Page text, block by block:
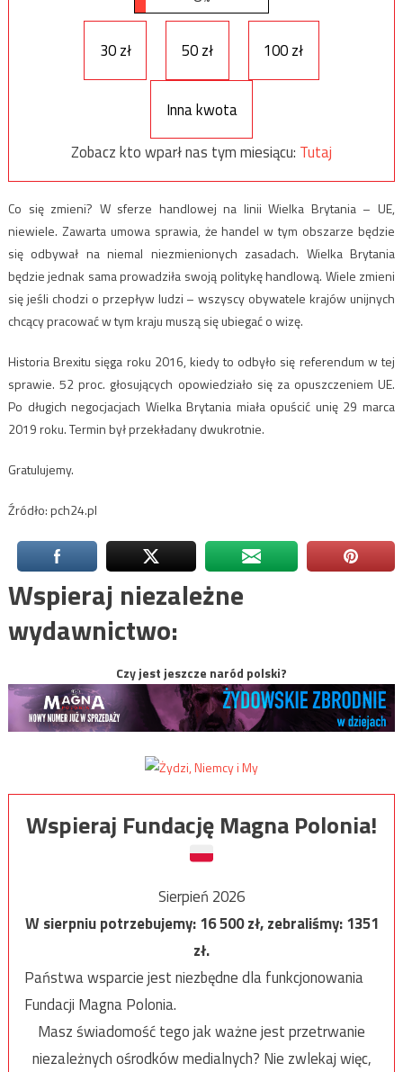
30 zł 50 zł 100 zł
Inna kwota
Zobacz kto wparł nas tym miesiącu: Tutaj
Co się zmieni? W sferze handlowej na linii Wielka Brytania – UE,
niewiele. Zawarta umowa sprawia, że handel w tym obszarze będzie
się odbywał na niemal niezmienionych zasadach. Wielka Brytania
będzie jednak sama prowadziła swoją politykę handlową. Wiele zmieni
się jeśli chodzi o przepływ ludzi – wszyscy obywatele krajów unijnych
chcący pracować w tym kraju muszą się ubiegać o wizę.
Historia Brexitu sięga roku 2016, kiedy to odbyło się referendum w tej
sprawie. 52 proc. głosujących opowiedziało się za opuszczeniem UE.
Po długich negocjacjach Wielka Brytania miała opuścić unię 29 marca
2019 roku. Termin był przekładany dwukrotnie.
Gratulujemy.
Źródło: pch24.pl
Wspieraj niezależne
wydawnictwo:
Czy jest jeszcze naród polski?
Wspieraj Fundację Magna Polonia!
Sierpień 2026
W sierpniu potrzebujemy:16 500zł, zebraliśmy:1351
zł.
Państwa wsparcie jest niezbędne dla funkcjonowania
Fundacji Magna Polonia.
Masz świadomość tego jak ważne jest przetrwanie
niezależnych ośrodków medialnych? Nie zwlekaj więc,